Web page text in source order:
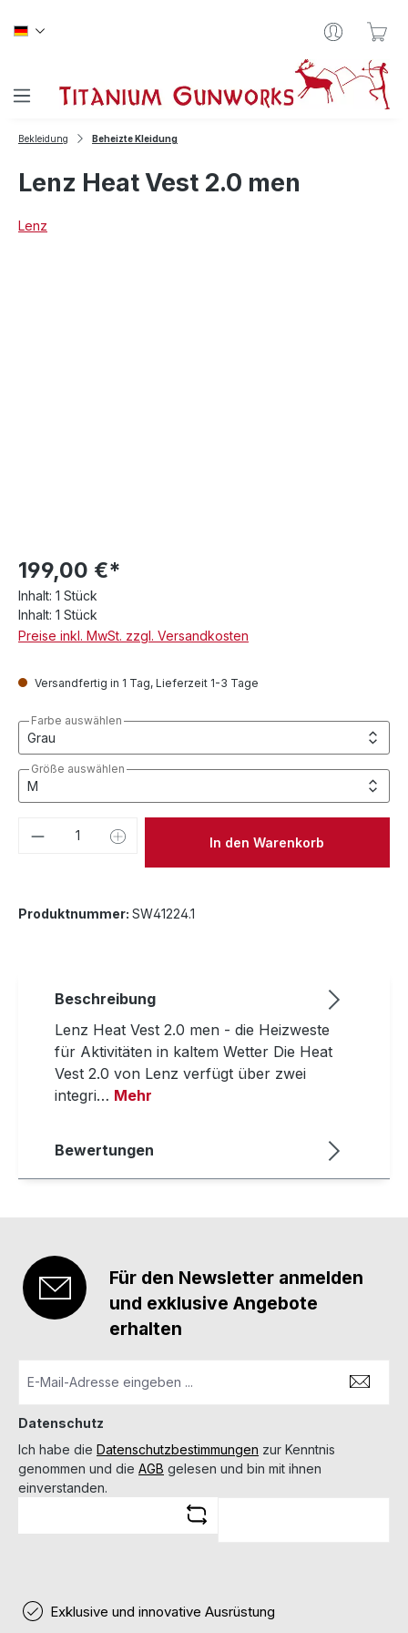
Bekleidung Beheizte Kleidung
Lenz Heat Vest 2.0 men
Lenz
199,00 €*
Inhalt: 1 Stück
Inhalt: 1 Stück
Preise inkl. MwSt. zzgl. Versandkosten
Versandfertig in 1 Tag, Lieferzeit 1-3 Tage
Farbe auswählen
Größe auswählen
Produkt Anzahl: Gib denIn den Warenkorb
Produktnummer: SW41224.1
Beschreibung
Lenz Heat Vest 2.0 men - die Heizweste
für Aktivitäten in kaltem Wetter Die Heat
Vest 2.0 von Lenz verfügt über zwei
integri… Mehr
Bewertungen
Für den Newsletter anmelden
und exklusive Angebote
erhalten
Datenschutz
Ich habe die Datenschutzbestimmungen zur Kenntnis
genommen und die AGB gelesen und bin mit ihnen
einverstanden.
Exklusive und innovative Ausrüstung